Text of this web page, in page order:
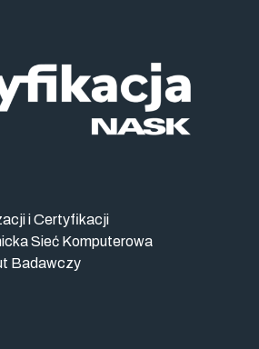
i Certyfikacji
Sieć Komputerowa
Badawczy